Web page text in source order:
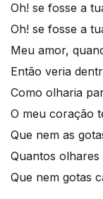
Oh! se fosse a
Oh! se fosse a
Meu amor,
Então veria
Como olharia
O meu coração
Que nem as
Quantos
Que nem gotas